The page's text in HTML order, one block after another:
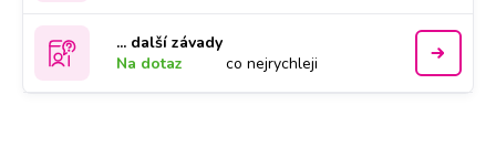
... další závady
Na dotaz
co nejrychleji